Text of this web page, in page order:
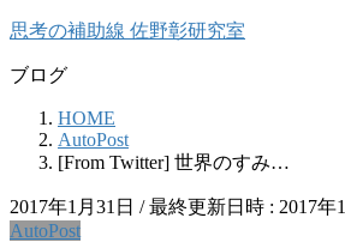
コ
テ
キ
ッ
ナ
ゲ
に
移
思考の補助線 佐野彰研究室
ブログ
HOME
AutoPost
[From Twitter] 世界のすみ…
2017年1月31日 / 最終更新日時 : 2017年
AutoPost